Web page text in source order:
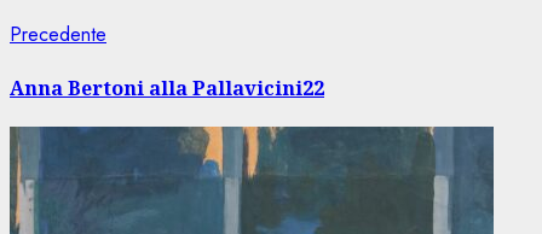
Navigazione
articolo
Precedente
Anna Bertoni alla Pallavicini22